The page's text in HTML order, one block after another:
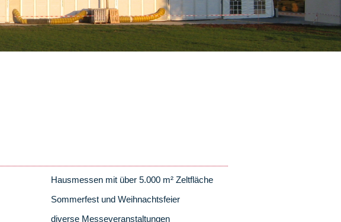
Hausmessen mit über 5.000 m² Zeltfläche
Sommerfest und Weihnachtsfeier
diverse Messeveranstaltungen